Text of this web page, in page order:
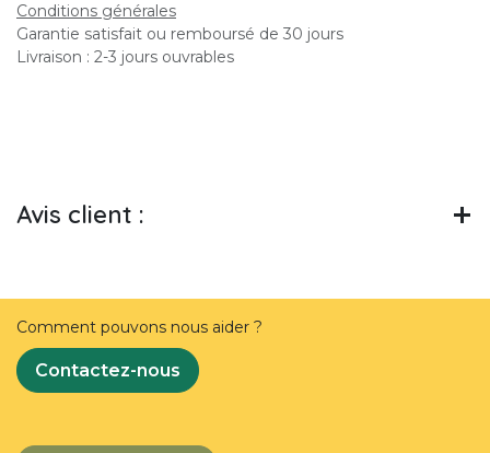
Conditions générales
Garantie satisfait ou remboursé de 30 jours
Livraison : 2-3 jours ouvrables
Avis client :
Comment pouvons nous aider ?
Contactez-nous